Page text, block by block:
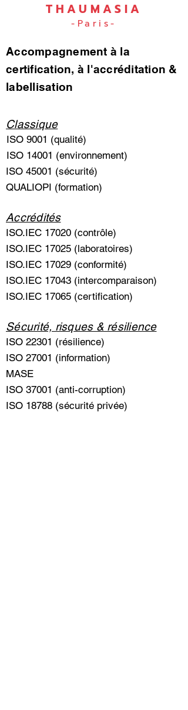
THAUMASIA
-Paris-
Accompagnement à la
certification, à l'accréditation &
labellisation
Classique
ISO 9001 (qualité)
ISO 14001 (environnement)
ISO 45001 (sécurité)
QUALIOPI (formation)
Accrédités
ISO.IEC 17020 (contrôle)
ISO.IEC 17025 (laboratoires)
ISO.IEC 17029 (conformité)
ISO.IEC 17043 (intercomparaison)
ISO.IEC 17065 (certification)
Sécurité, risques & résilience
ISO 22301 (résilience)
ISO 27001 (information)
MASE
ISO 37001 (anti-corruption)
ISO 18788 (sécurité privée)